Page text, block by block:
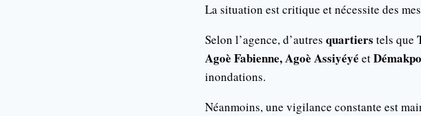
La situation est critique et nécessite des
Selon l’agence, d’autres quartiers tels que
Agoè Fabienne, Agoè Assiyéyé et
inondations.
Néanmoins, une vigilance constante est